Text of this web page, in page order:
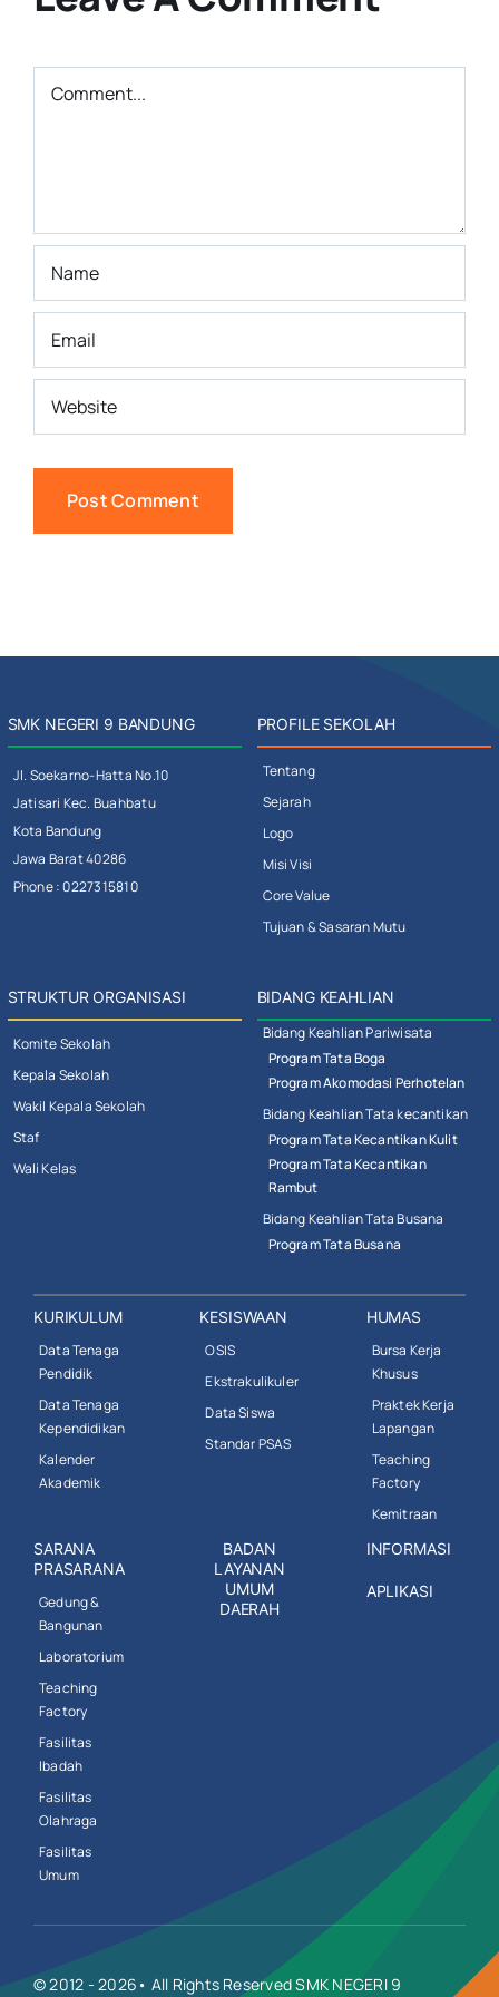
Comment
SMK NEGERI 9 BANDUNG
Jl. Soekarno-Hatta No.10
Jatisari Kec. Buahbatu
Kota Bandung
Jawa Barat 40286
Phone : 0227315810
PROFILE SEKOLAH
Tentang
Sejarah
Logo
Misi Visi
Core Value
Tujuan & Sasaran Mutu
STRUKTUR ORGANISASI
Komite Sekolah
Kepala Sekolah
Wakil Kepala Sekolah
Staf
Wali Kelas
BIDANG KEAHLIAN
Bidang Keahlian Pariwisata
Program Tata Boga
Program Akomodasi Perhotelan
Bidang Keahlian Tata kecantikan
Program Tata Kecantikan Kulit
Program Tata Kecantikan
Rambut
Bidang Keahlian Tata Busana
Program Tata Busana
KURIKULUM
Data Tenaga
Pendidik
Data Tenaga
Kependidikan
Kalender
Akademik
KESISWAAN
OSIS
Ekstrakulikuler
Data Siswa
Standar PSAS
HUMAS
Bursa Kerja
Khusus
Praktek Kerja
Lapangan
Teaching
Factory
Kemitraan
SARANA
PRASARANA
Gedung &
Bangunan
Laboratorium
Teaching
Factory
Fasilitas
Ibadah
Fasilitas
Olahraga
Fasilitas
Umum
BADAN
LAYANAN
UMUM
DAERAH
INFORMASI
APLIKASI
© 2012 - 2026• All Rights Reserved SMK NEGERI 9